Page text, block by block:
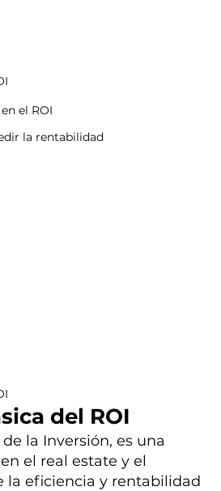
del ROI
la Inversión, es una
el real estate y el
la eficiencia y rentabilidad
el ROI
la rentabilidad